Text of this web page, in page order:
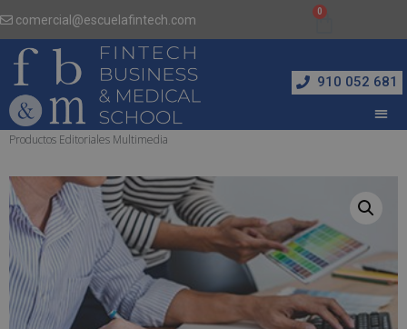
comercial@escuelafintech.com
910 052 681
Inicio/ Marketing, Publicidad y Diseño
Productos Editoriales Multimedia